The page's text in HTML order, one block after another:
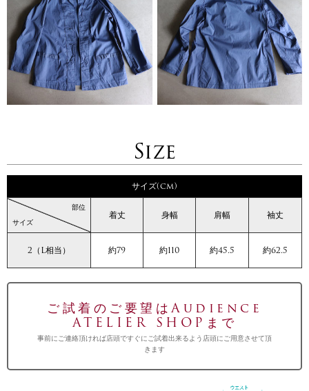
Size
サイズ(cm)
サイズ
部位
着丈 身幅 肩幅 袖丈
2（L相当） 約79 約110 約45.5 約62.5
ご試着のご要望はAudience
ATELIER SHOPまで
事前にご連絡頂ければ店頭ですぐにご試着出来るよう店頭にご用意させて頂
きます